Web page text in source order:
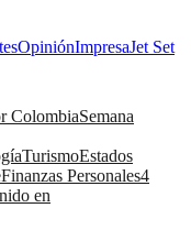
OpiniónImpresaJet Set
ColombiaSemana
TurismoEstados
Finanzas Personales4
en